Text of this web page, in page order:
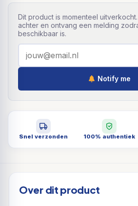
Dit product is momenteel
achter en ontvang een melding
beschikbaar is.
Notify me
Snel verzonden 100% authentiek
Over dit product